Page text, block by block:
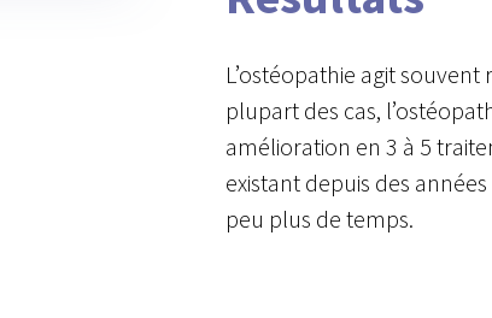
L’ostéopathie agit
plupart des cas,
amélioration en 3 à 5
existant depuis des
peu plus de temps.